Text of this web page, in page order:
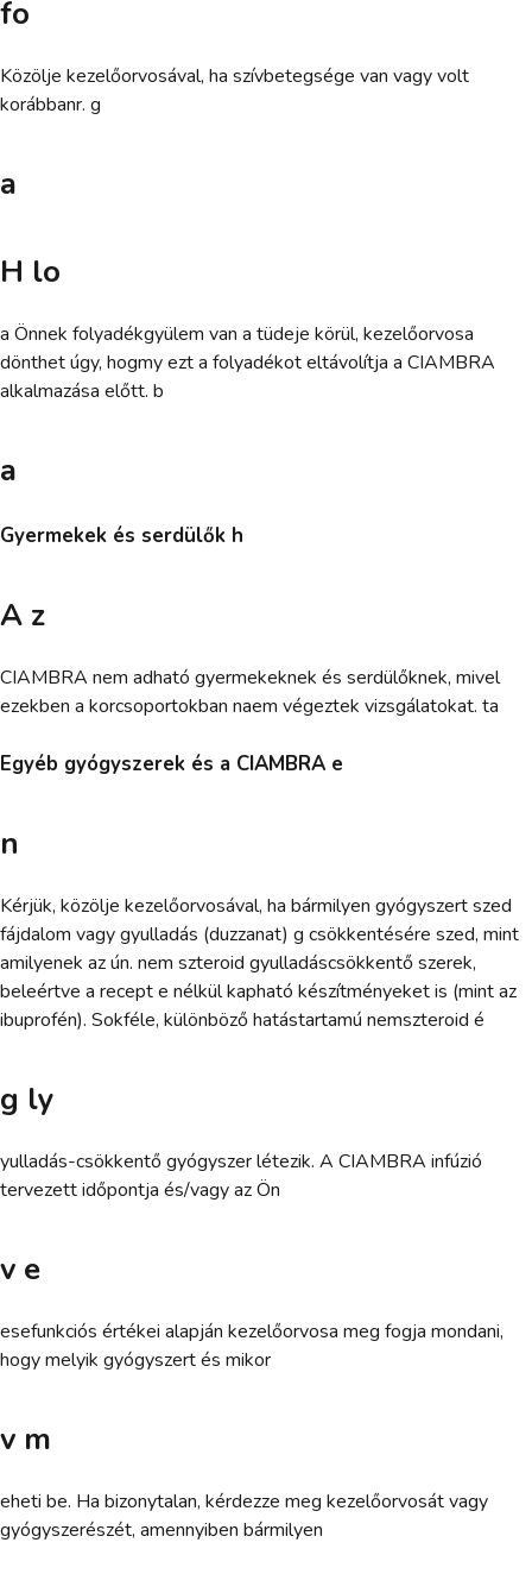
fo
Közölje kezelőorvosával, ha szívbetegsége van vagy volt
korábbanr. g
a
H lo
a Önnek folyadékgyülem van a tüdeje körül, kezelőorvosa
dönthet úgy, hogmy ezt a folyadékot eltávolítja a CIAMBRA
alkalmazása előtt. b
a
Gyermekek és serdülők h
A z
CIAMBRA nem adható gyermekeknek és serdülőknek, mivel
ezekben a korcsoportokban naem végeztek vizsgálatokat. ta
Egyéb gyógyszerek és a CIAMBRA e
n
Kérjük, közölje kezelőorvosával, ha bármilyen gyógyszert szed
fájdalom vagy gyulladás (duzzanat) g csökkentésére szed, mint
amilyenek az ún. nem szteroid gyulladáscsökkentő szerek,
beleértve a recept e nélkül kapható készítményeket is (mint az
ibuprofén). Sokféle, különböző hatástartamú nemszteroid é
g ly
yulladás-csökkentő gyógyszer létezik. A CIAMBRA infúzió
tervezett időpontja és/vagy az Ön
v e
esefunkciós értékei alapján kezelőorvosa meg fogja mondani,
hogy melyik gyógyszert és mikor
v m
eheti be. Ha bizonytalan, kérdezze meg kezelőorvosát vagy
gyógyszerészét, amennyiben bármilyen